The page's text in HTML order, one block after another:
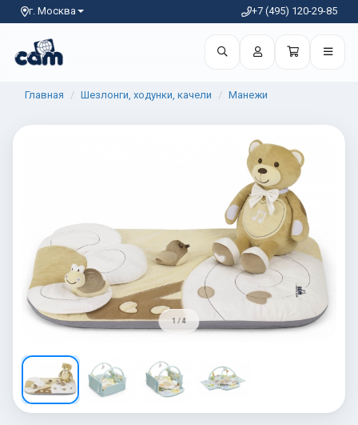
г. Москва +7 (495) 120-29-85
Главная Шезлонги, ходунки, качели Манежи
1 / 4